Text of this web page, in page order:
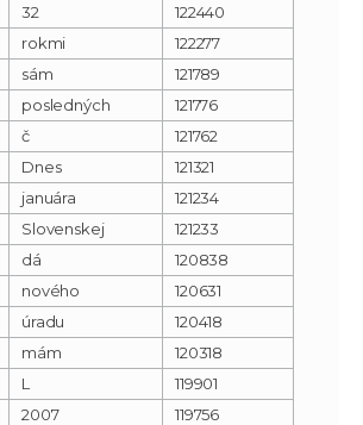
32
122440
rokmi
122277
sám
121789
posledných
121776
č
121762
Dnes
121321
januára
121234
Slovenskej
121233
dá
120838
nového
120631
úradu
120418
mám
120318
L
119901
2007
119756